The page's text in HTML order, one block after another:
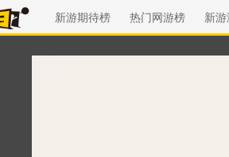
新游期待榜 热门网游榜 新